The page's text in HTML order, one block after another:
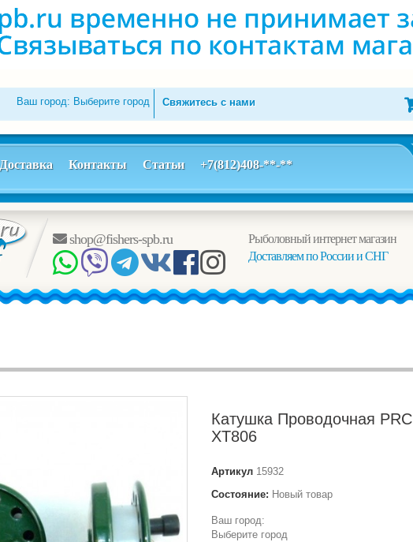
Свяжитесь с нами
Ваш город: Выберите город
Доставка Контакты Статьи +7(812)408-**-**
Рыболовный интернет магазин
Доставляем по России и СНГ
shop@fishers-spb.ru
Катушка Проводочная PRC
XT806
Артикул 15932
Состояние: Новый товар
Ваш город:
Выберите город